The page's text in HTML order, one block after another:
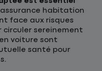
assurance habitation
face aux risques
circuler sereinement
voiture sont
santé pour